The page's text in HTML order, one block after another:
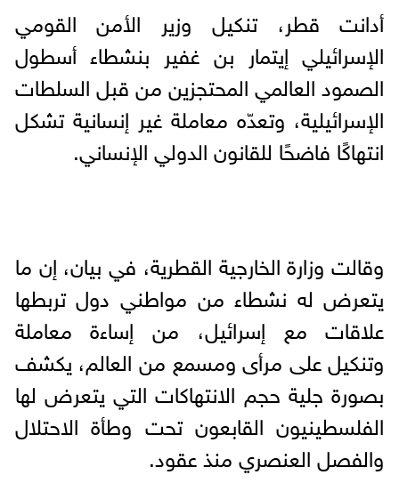
أدانت قطر، تنكيل وزير الأمن القومي
الإسرائيلي إيتمار بن غفير بنشطاء أسطول
الصمود العالمي المحتجزين من قبل السلطات
الإسرائيلية، وتعدّه معاملة غير إنسانية تشكل
انتهاكًا فاضحًا للقانون الدولي الإنساني.
وقالت وزارة الخارجية القطرية، في بيان، إن ما
يتعرض له نشطاء من مواطني دول تربطها
علاقات مع إسرائيل، من إساءة معاملة
وتنكيل على مرأى ومسمع من العالم، يكشف
بصورة جلية حجم الانتهاكات التي يتعرض لها
الفلسطينيون القابعون تحت وطأة الاحتلال
والفصل العنصري منذ عقود.